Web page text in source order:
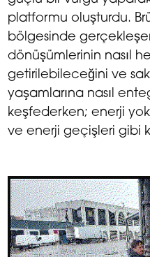
platformu oluşturdu.
bölgesinde
dönüşümlerinin nasıl
getirilebileceğini ve
yaşamlarına nasıl
keşfederken; enerji
ve enerji geçişleri gibi